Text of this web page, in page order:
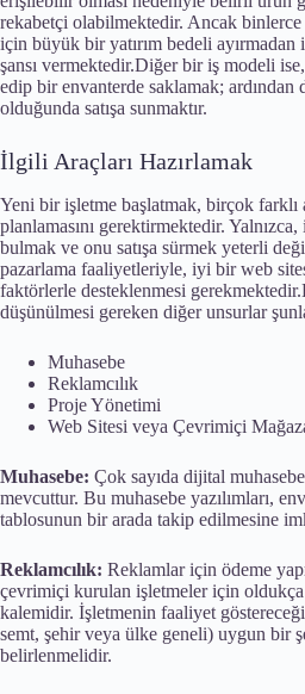
rekabetçi olabilmektedir. Ancak
için büyük bir yatırım bedeli ayırmadan
şansı vermektedir.Diğer bir iş modeli
edip bir envanterde saklamak; ardından
olduğunda satışa sunmaktır.
İlgili Araçları Hazırlamak
Yeni bir işletme başlatmak, birçok farklı
planlamasını gerektirmektedir.
bulmak ve onu satışa sürmek yeterli
pazarlama faaliyetleriyle, iyi bir web
faktörlerle desteklenmesi
düşünülmesi gereken diğer unsurlar
Muhasebe
Reklamcılık
Proje Yönetimi
Web Sitesi veya Çevrimiçi
Muhasebe: Çok sayıda dijital
mevcuttur. Bu muhasebe yazılımları,
tablosunun bir arada takip edilmesine
Reklamcılık: Reklamlar için ödeme
çevrimiçi kurulan işletmeler için
kalemidir. İşletmenin faaliyet
semt, şehir veya ülke geneli) uygun bir
belirlenmelidir.